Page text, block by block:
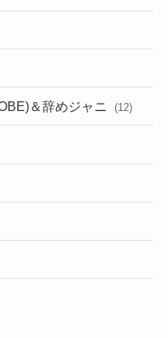
＆辞めジャニ (12)